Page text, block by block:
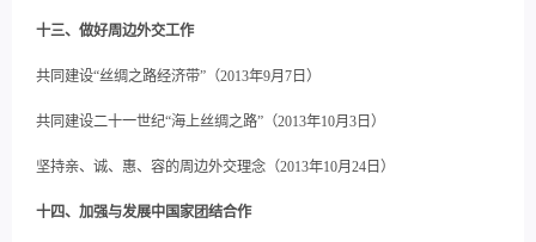
十三、做好周边外交工作
共同建设“丝绸之路经济带”（2013年9月7日）
共同建设二十一世纪“海上丝绸之路”（2013年10月3日）
坚持亲、诚、惠、容的周边外交理念（2013年10月24日）
十四、加强与发展中国家团结合作